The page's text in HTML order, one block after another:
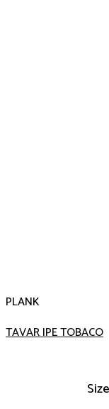
PLANK
TAVAR IPE TOBACO